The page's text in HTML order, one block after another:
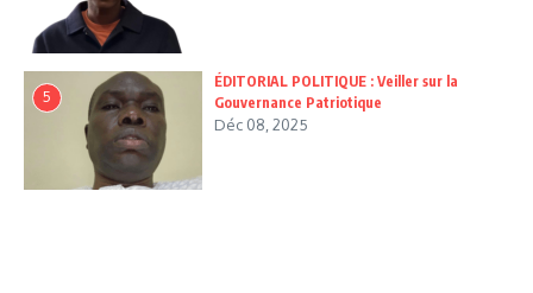
5
ÉDITORIAL POLITIQUE : Veiller sur la
Gouvernance Patriotique
Déc 08, 2025